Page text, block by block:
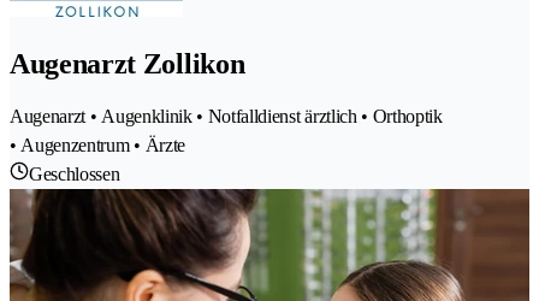
Augenarzt Zollikon
Augenarzt • Augenklinik • Notfalldienst ärztlich • Orthoptik
• Augenzentrum • Ärzte
Geschlossen